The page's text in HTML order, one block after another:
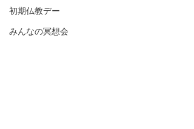
初期仏教デー
みんなの冥想会